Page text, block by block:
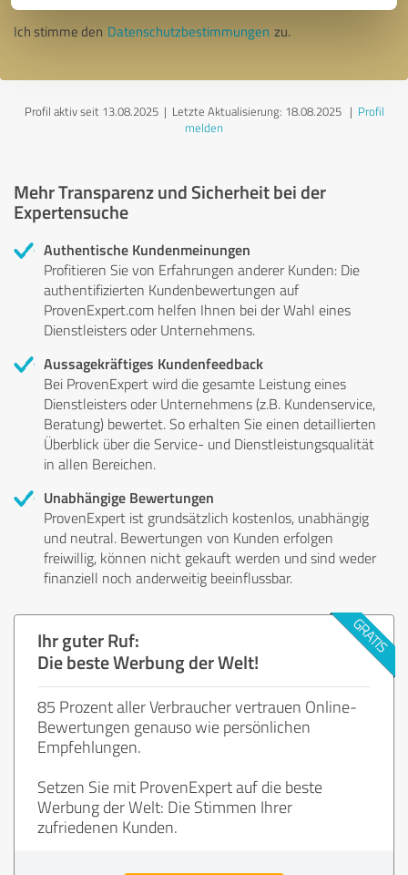
Ich stimme den Datenschutzbestimmungen zu.
Profil aktiv seit 13.08.2025 | Letzte Aktualisierung: 18.08.2025| Profil
melden
Mehr Transparenz und Sicherheit bei der
Expertensuche
Authentische Kundenmeinungen
Profitieren Sie von Erfahrungen anderer Kunden: Die
authentifizierten Kundenbewertungen auf
ProvenExpert.com helfen Ihnen bei der Wahl eines
Dienstleisters oder Unternehmens.
Aussagekräftiges Kundenfeedback
Bei ProvenExpert wird die gesamte Leistung eines
Dienstleisters oder Unternehmens (z.B. Kundenservice,
Beratung) bewertet. So erhalten Sie einen detaillierten
Überblick über die Service- und Dienstleistungsqualität
in allen Bereichen.
Unabhängige Bewertungen
ProvenExpert ist grundsätzlich kostenlos, unabhängig
und neutral. Bewertungen von Kunden erfolgen
freiwillig, können nicht gekauft werden und sind weder
finanziell noch anderweitig beeinflussbar.
Ihr guter Ruf:
Die beste Werbung der Welt!
85 Prozent aller Verbraucher vertrauen Online-
Bewertungen genauso wie persönlichen
Empfehlungen.
Setzen Sie mit ProvenExpert auf die beste
Werbung der Welt: Die Stimmen Ihrer
zufriedenen Kunden.